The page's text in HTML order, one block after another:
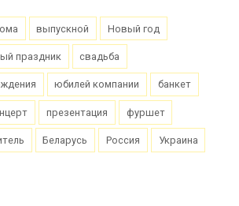
выпускной Новый год
праздник свадьба
юбилей компании банкет
презентация фуршет
Беларусь Россия Украина